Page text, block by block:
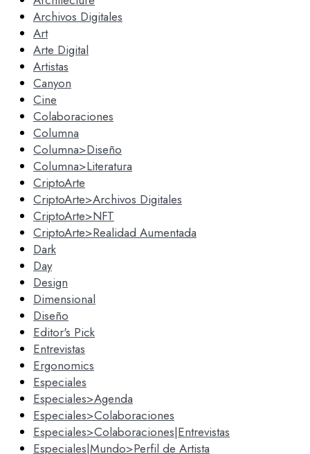
Archivos Digitales
Art
Arte Digital
Artistas
Canyon
Cine
Colaboraciones
Columna
Columna>Diseño
Columna>Literatura
CriptoArte
CriptoArte>Archivos Digitales
CriptoArte>NFT
CriptoArte>Realidad Aumentada
Dark
Day
Design
Dimensional
Diseño
Editor's Pick
Entrevistas
Ergonomics
Especiales
Especiales>Agenda
Especiales>Colaboraciones
Especiales>Colaboraciones|Entrevistas
Especiales|Mundo>Perfil de Artista